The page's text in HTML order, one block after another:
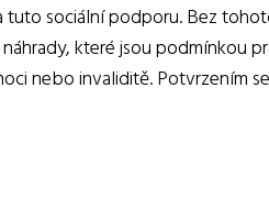
tuto sociální podporu. Bez
které jsou podmínkou
nebo invaliditě. Potvrzením